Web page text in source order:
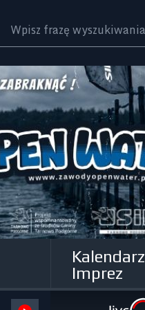
Kalendarz
Imprez